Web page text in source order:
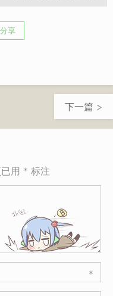
分享
下一篇 >
用 * 标注
*